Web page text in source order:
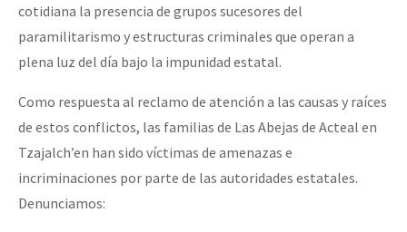
cotidiana la presencia de grupos sucesores del
paramilitarismo y estructuras criminales que operan a
plena luz del día bajo la impunidad estatal.
Como respuesta al reclamo de atención a las causas y raíces
de estos conflictos, las familias de Las Abejas de Acteal en
Tzajalch’en han sido víctimas de amenazas e
incriminaciones por parte de las autoridades estatales.
Denunciamos: